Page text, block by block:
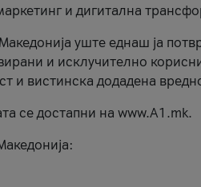
и дигитална
уште еднаш ја
и исклучително
и вистинска додадена
се достапни на www.А1.mk.